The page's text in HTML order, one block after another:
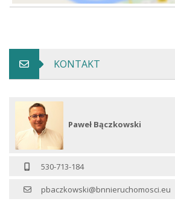
KONTAKT
Paweł Bączkowski
530-713-184
pbaczkowski@bnnieruchomosci.eu